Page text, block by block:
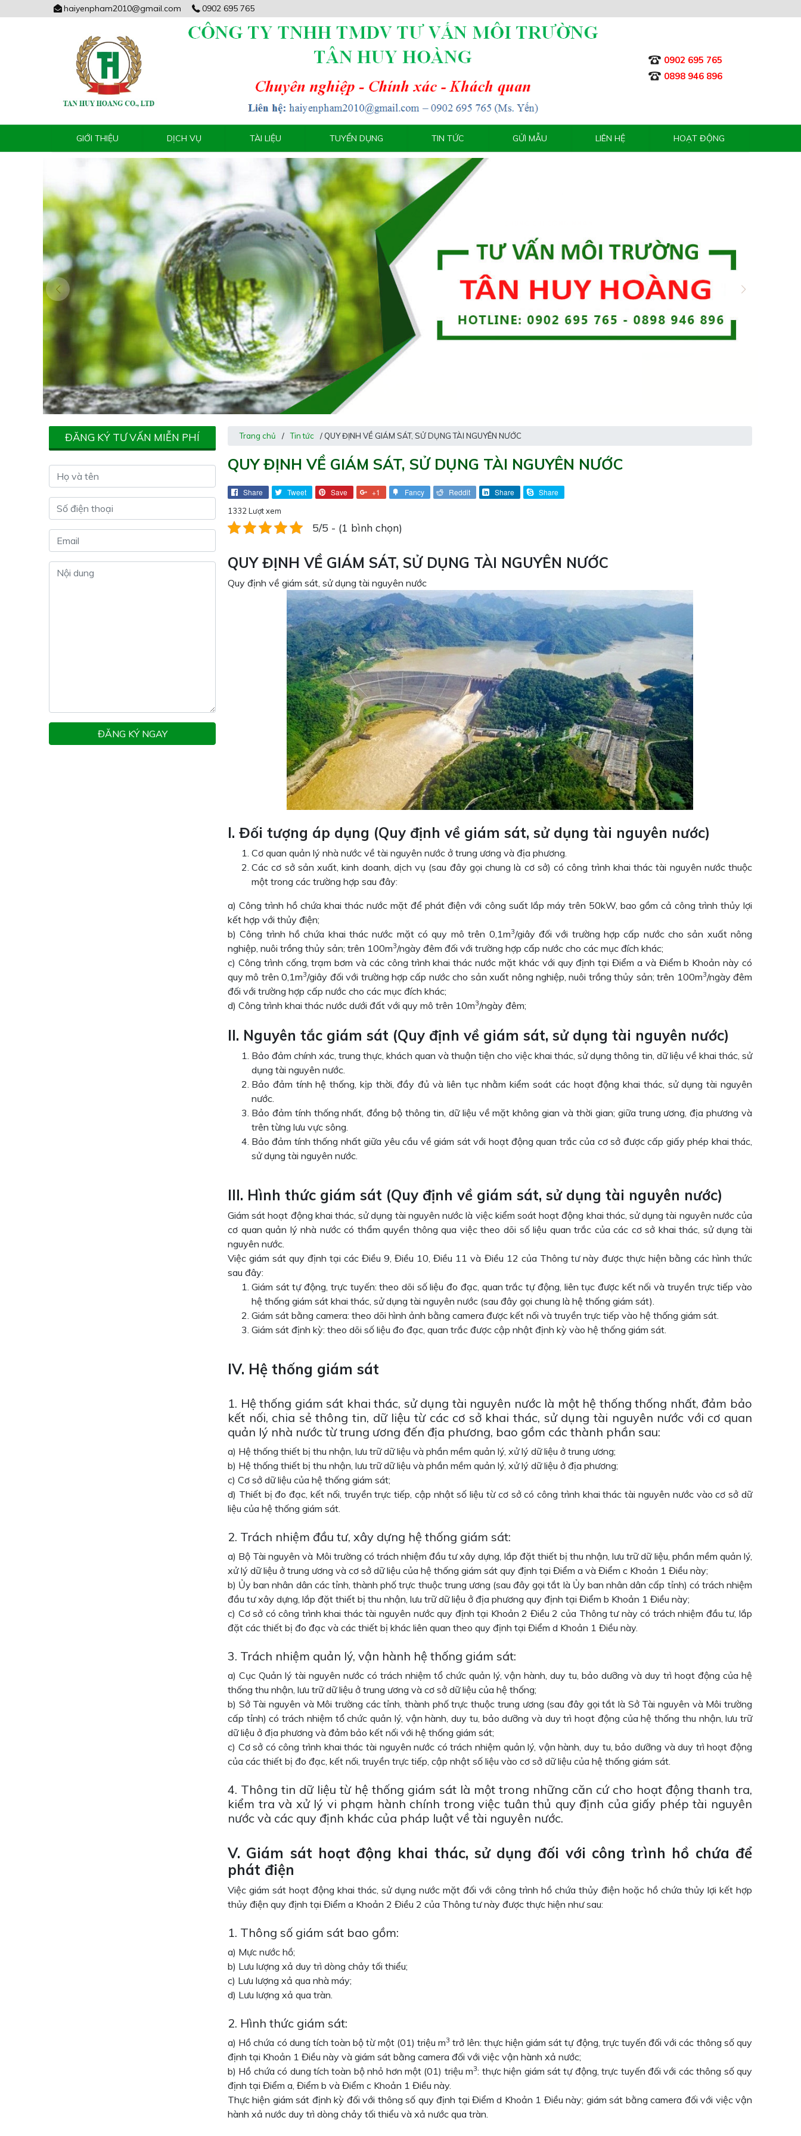
haiyenpham2010@gmail.com 0902 695 765
0902 695 765
0898 946 896
GIỚI THIỆU DỊCH VỤ TÀI LIỆU TUYỂN DỤNG TIN TỨC GỬI MẪU LIÊN HỆ HOẠT ĐỘNG
Trang chủ / Tin tức / QUY ĐỊNH VỀ GIÁM SÁT, SỬ DỤNG TÀI NGUYÊN NƯỚC
QUY ĐỊNH VỀ GIÁM SÁT, SỬ DỤNG TÀI NGUYÊN NƯỚC
Share Tweet Save +1 Fancy Reddit Share Share
1332 Lượt xem
5/5 - (1 bình chọn)
QUY ĐỊNH VỀ GIÁM SÁT, SỬ DỤNG TÀI NGUYÊN NƯỚC
Quy định về giám sát, sử dụng tài nguyên nước
I. Đối tượng áp dụng (Quy định về giám sát, sử dụng tài nguyên nước)
Cơ quan quản lý nhà nước về tài nguyên nước ở trung ương và địa phương.
Các cơ sở sản xuất, kinh doanh, dịch vụ (sau đây gọi chung là cơ sở) có công trình khai thác tài nguyên nước thuộc
một trong các trường hợp sau đây:
a) Công trình hồ chứa khai thác nước mặt để phát điện với công suất lắp máy trên 50kW, bao gồm cả công trình thủy lợi
kết hợp với thủy điện;
b) Công trình hồ chứa khai thác nước mặt có quy mô trên 0,1m3/giây đối với trường hợp cấp nước cho sản xuất nông
nghiệp, nuôi trồng thủy sản; trên 100m3/ngày đêm đối với trường hợp cấp nước cho các mục đích khác;
c) Công trình cống, trạm bơm và các công trình khai thác nước mặt khác với quy định tại Điểm a và Điểm b Khoản này có
quy mô trên 0,1m3/giây đối với trường hợp cấp nước cho sản xuất nông nghiệp, nuôi trồng thủy sản; trên 100m3/ngày đêm
đối với trường hợp cấp nước cho các mục đích khác;
d) Công trình khai thác nước dưới đất với quy mô trên 10m3/ngày đêm;
II. Nguyên tắc giám sát (Quy định về giám sát, sử dụng tài nguyên nước)
Bảo đảm chính xác, trung thực, khách quan và thuận tiện cho việc khai thác, sử dụng thông tin, dữ liệu về khai thác, sử
dụng tài nguyên nước.
Bảo đảm tính hệ thống, kịp thời, đầy đủ và liên tục nhằm kiểm soát các hoạt động khai thác, sử dụng tài nguyên
nước.
Bảo đảm tính thống nhất, đồng bộ thông tin, dữ liệu về mặt không gian và thời gian; giữa trung ương, địa phương và
trên từng lưu vực sông.
Bảo đảm tính thống nhất giữa yêu cầu về giám sát với hoạt động quan trắc của cơ sở được cấp giấy phép khai thác,
sử dụng tài nguyên nước.
III. Hình thức giám sát (Quy định về giám sát, sử dụng tài nguyên nước)
Giám sát hoạt động khai thác, sử dụng tài nguyên nước là việc kiểm soát hoạt động khai thác, sử dụng tài nguyên nước của
cơ quan quản lý nhà nước có thẩm quyền thông qua việc theo dõi số liệu quan trắc của các cơ sở khai thác, sử dụng tài
nguyên nước.
Việc giám sát quy định tại các Điều 9, Điều 10, Điều 11 và Điều 12 của Thông tư này được thực hiện bằng các hình thức
sau đây:
Giám sát tự động, trực tuyến: theo dõi số liệu đo đạc, quan trắc tự động, liên tục được kết nối và truyền trực tiếp vào
hệ thống giám sát khai thác, sử dụng tài nguyên nước (sau đây gọi chung là hệ thống giám sát).
Giám sát bằng camera: theo dõi hình ảnh bằng camera được kết nối và truyền trực tiếp vào hệ thống giám sát.
Giám sát định kỳ: theo dõi số liệu đo đạc, quan trắc được cập nhật định kỳ vào hệ thống giám sát.
IV. Hệ thống giám sát
1. Hệ thống giám sát khai thác, sử dụng tài nguyên nước là một hệ thống thống nhất, đảm bảo
kết nối, chia sẻ thông tin, dữ liệu từ các cơ sở khai thác, sử dụng tài nguyên nước với cơ quan
quản lý nhà nước từ trung ương đến địa phương, bao gồm các thành phần sau:
a) Hệ thống thiết bị thu nhận, lưu trữ dữ liệu và phần mềm quản lý, xử lý dữ liệu ở trung ương;
b) Hệ thống thiết bị thu nhận, lưu trữ dữ liệu và phần mềm quản lý, xử lý dữ liệu ở địa phương;
c) Cơ sở dữ liệu của hệ thống giám sát;
d) Thiết bị đo đạc, kết nối, truyền trực tiếp, cập nhật số liệu từ cơ sở có công trình khai thác tài nguyên nước vào cơ sở dữ
liệu của hệ thống giám sát.
2. Trách nhiệm đầu tư, xây dựng hệ thống giám sát:
a) Bộ Tài nguyên và Môi trường có trách nhiệm đầu tư xây dựng, lắp đặt thiết bị thu nhận, lưu trữ dữ liệu, phần mềm quản lý,
xử lý dữ liệu ở trung ương và cơ sở dữ liệu của hệ thống giám sát quy định tại Điểm a và Điểm c Khoản 1 Điều này;
b) Ủy ban nhân dân các tỉnh, thành phố trực thuộc trung ương (sau đây gọi tắt là Ủy ban nhân dân cấp tỉnh) có trách nhiệm
đầu tư xây dựng, lắp đặt thiết bị thu nhận, lưu trữ dữ liệu ở địa phương quy định tại Điểm b Khoản 1 Điều này;
c) Cơ sở có công trình khai thác tài nguyên nước quy định tại Khoản 2 Điều 2 của Thông tư này có trách nhiệm đầu tư, lắp
đặt các thiết bị đo đạc và các thiết bị khác liên quan theo quy định tại Điểm d Khoản 1 Điều này.
3. Trách nhiệm quản lý, vận hành hệ thống giám sát:
a) Cục Quản lý tài nguyên nước có trách nhiệm tổ chức quản lý, vận hành, duy tu, bảo dưỡng và duy trì hoạt động của hệ
thống thu nhận, lưu trữ dữ liệu ở trung ương và cơ sở dữ liệu của hệ thống;
b) Sở Tài nguyên và Môi trường các tỉnh, thành phố trực thuộc trung ương (sau đây gọi tắt là Sở Tài nguyên và Môi trường
cấp tỉnh) có trách nhiệm tổ chức quản lý, vận hành, duy tu, bảo dưỡng và duy trì hoạt động của hệ thống thu nhận, lưu trữ
dữ liệu ở địa phương và đảm bảo kết nối với hệ thống giám sát;
c) Cơ sở có công trình khai thác tài nguyên nước có trách nhiệm quản lý, vận hành, duy tu, bảo dưỡng và duy trì hoạt động
của các thiết bị đo đạc, kết nối, truyền trực tiếp, cập nhật số liệu vào cơ sở dữ liệu của hệ thống giám sát.
4. Thông tin dữ liệu từ hệ thống giám sát là một trong những căn cứ cho hoạt động thanh tra,
kiểm tra và xử lý vi phạm hành chính trong việc tuân thủ quy định của giấy phép tài nguyên
nước và các quy định khác của pháp luật về tài nguyên nước.
V. Giám sát hoạt động khai thác, sử dụng đối với công trình hồ chứa để
phát điện
Việc giám sát hoạt động khai thác, sử dụng nước mặt đối với công trình hồ chứa thủy điện hoặc hồ chứa thủy lợi kết hợp
thủy điện quy định tại Điểm a Khoản 2 Điều 2 của Thông tư này được thực hiện như sau:
1. Thông số giám sát bao gồm:
a) Mực nước hồ;
b) Lưu lượng xả duy trì dòng chảy tối thiểu;
c) Lưu lượng xả qua nhà máy;
d) Lưu lượng xả qua tràn.
2. Hình thức giám sát:
a) Hồ chứa có dung tích toàn bộ từ một (01) triệu m3 trở lên: thực hiện giám sát tự động, trực tuyến đối với các thông số quy
định tại Khoản 1 Điều này và giám sát bằng camera đối với việc vận hành xả nước;
b) Hồ chứa có dung tích toàn bộ nhỏ hơn một (01) triệu m3: thực hiện giám sát tự động, trực tuyến đối với các thông số quy
định tại Điểm a, Điểm b và Điểm c Khoản 1 Điều này.
Thực hiện giám sát định kỳ đối với thông số quy định tại Điểm d Khoản 1 Điều này; giám sát bằng camera đối với việc vận
hành xả nước duy trì dòng chảy tối thiểu và xả nước qua tràn.
ĐĂNG KÝ TƯ VẤN MIỄN PHÍ
ĐĂNG KÝ NGAY